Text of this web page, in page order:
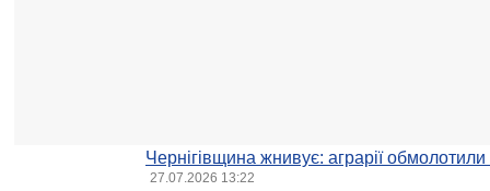
Чернігівщина жнивує: аграрії
27.07.2026 13:22